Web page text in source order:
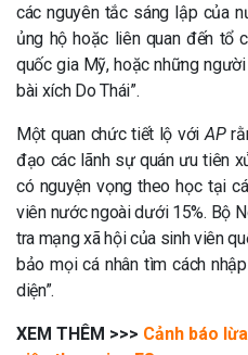
các nguyên tắc sáng lập của
ủng hộ hoặc liên quan đến tổ
quốc gia Mỹ, hoặc những
bài xích Do Thái”.
Một quan chức tiết lộ với AP
đạo các lãnh sự quán ưu tiên
có nguyện vọng theo học tại
viên nước ngoài dưới 15%. Bộ
tra mạng xã hội của sinh viên
bảo mọi cá nhân tìm cách
diện”.
XEM THÊM >>> Cảnh báo